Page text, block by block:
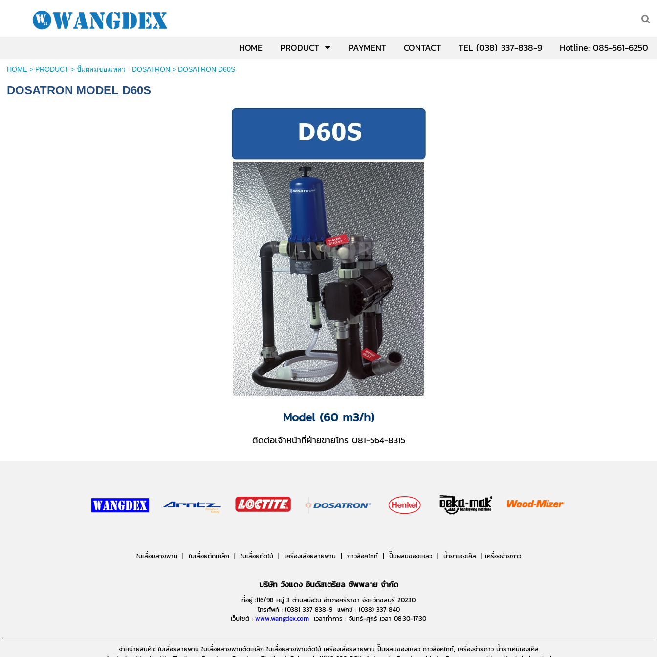
HOME PRODUCT PAYMENT CONTACT TEL (038) 337-838-9 Hotline: 085-561-6250
HOME> PRODUCT> ปั้มผสมของเหลว - DOSATRON > DOSATRON D60S
DOSATRON MODEL D60S
Model (60 m3/h)
ติดต่อเจ้าหน้าที่ฝ่ายขายโทร 081-564-8315
ใบเลื่อยสายพาน | ใบเลื่อยตัดเหล็ก | ใบเลื่อยตัดไม้ | เครื่องเลื่อยสายพาน | กาวล็อคไทท์ | ปั๊มผสมของเหลว | น้ำยาเฮงเค็ล | เครื่องจ่ายกาว
บริษัท วังแดง อินดัสเตรียล ซัพพลาย จำกัด
ที่อยู่ :116/98 หมู่ 3 ตำบลบ่อวิน อำเภอศรีราชา จังหวัดชลบุรี 20230
โทรศัพท์ : (038) 337 838-9 แฟกซ์ : (038) 337 840
เว็บไซต์ : www.wangdex.com เวลาทำการ : จันทร์-ศุกร์ เวลา 08:30-17:30
จำหน่ายสินค้า: ใบเลื่อยสายพาน ใบเลื่อยสายพานตัดเหล็ก ใบเลื่อยสายพานตัดไม้ เครื่องเลื่อยสายพาน ปั๊มผสมของเหลว กาวล็อคไทท์, เครื่องจ่ายกาว น้ำยาเคมีเฮงเค็ล